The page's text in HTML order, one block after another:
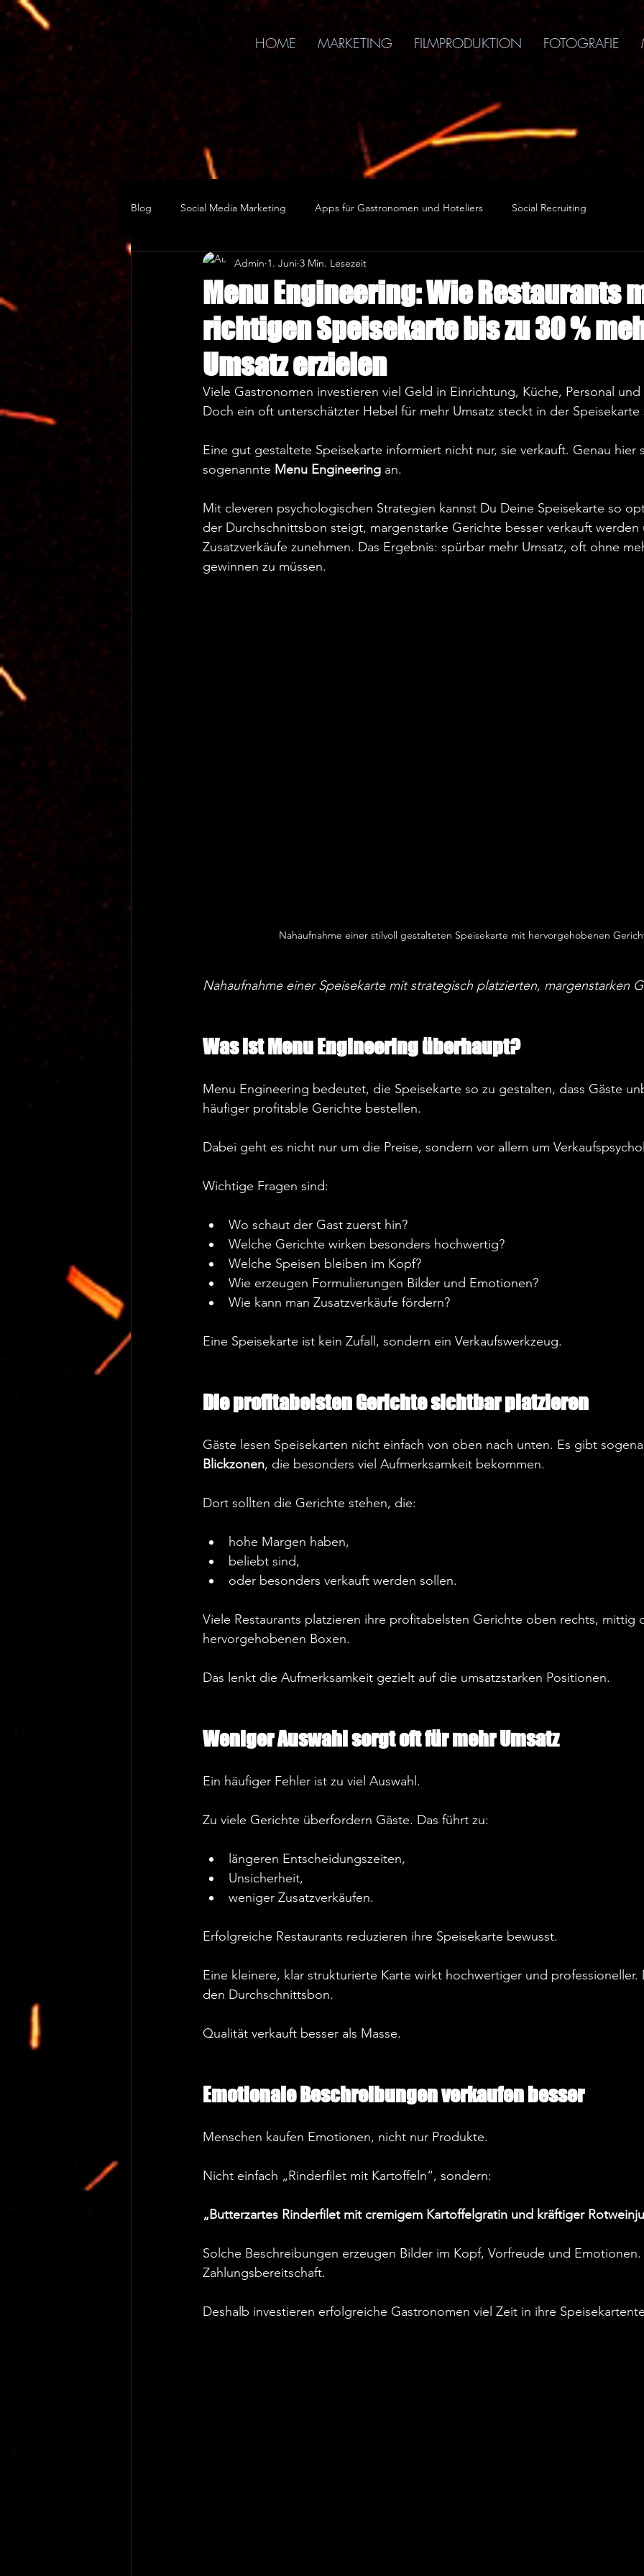
google-site-verification=IhZcY3jQ67marPKJ3Pny-pA2-wVGy-lT4aIpS1TY0Xs
HOME MARKETING FILMPRODUKTION FOTOGRAFIE
Blog Social Media Marketing Apps für Gastronomen und Hoteliers Social Recruiting
Menu Engineering: Wie Restaurants
richtigen Speisekarte bis zu 30 %
Umsatz erzielen
Admin 1. Juni 3 Min. Lesezeit
Viele Gastronomen investieren viel Geld in Einrichtung, Küche, Personal
Doch ein oft unterschätzter Hebel für mehr Umsatz steckt in der
Eine gut gestaltete Speisekarte informiert nicht nur, sie verkauft. Genau hier
sogenannte Menu Engineering an.
Mit cleveren psychologischen Strategien kannst Du Deine Speisekarte so
der Durchschnittsbon steigt, margenstarke Gerichte besser verkauft
Zusatzverkäufe zunehmen. Das Ergebnis: spürbar mehr Umsatz, oft ohne
gewinnen zu müssen.
Nahaufnahme einer stilvoll gestalteten Speisekarte mit hervorgehobenen
Nahaufnahme einer Speisekarte mit strategisch platzierten, margenstarken
Was ist Menu Engineering überhaupt?
Menu Engineering bedeutet, die Speisekarte so zu gestalten, dass Gäste
häufiger profitable Gerichte bestellen.
Dabei geht es nicht nur um die Preise, sondern vor allem um
Wichtige Fragen sind:
Wo schaut der Gast zuerst hin?
Welche Gerichte wirken besonders hochwertig?
Welche Speisen bleiben im Kopf?
Wie erzeugen Formulierungen Bilder und Emotionen?
Wie kann man Zusatzverkäufe fördern?
Eine Speisekarte ist kein Zufall, sondern ein Verkaufswerkzeug.
Die profitabelsten Gerichte sichtbar platzieren
Gäste lesen Speisekarten nicht einfach von oben nach unten. Es gibt
Blickzonen, die besonders viel Aufmerksamkeit bekommen.
Dort sollten die Gerichte stehen, die:
hohe Margen haben,
beliebt sind,
oder besonders verkauft werden sollen.
Viele Restaurants platzieren ihre profitabelsten Gerichte oben rechts, mittig
hervorgehobenen Boxen.
Das lenkt die Aufmerksamkeit gezielt auf die umsatzstarken Positionen.
Weniger Auswahl sorgt oft für mehr Umsatz
Ein häufiger Fehler ist zu viel Auswahl.
Zu viele Gerichte überfordern Gäste. Das führt zu:
längeren Entscheidungszeiten,
Unsicherheit,
weniger Zusatzverkäufen.
Erfolgreiche Restaurants reduzieren ihre Speisekarte bewusst.
Eine kleinere, klar strukturierte Karte wirkt hochwertiger und
den Durchschnittsbon.
Qualität verkauft besser als Masse.
Emotionale Beschreibungen verkaufen besser
Menschen kaufen Emotionen, nicht nur Produkte.
Nicht einfach „Rinderfilet mit Kartoffeln“, sondern:
„Butterzartes Rinderfilet mit cremigem Kartoffelgratin und kräftiger
Solche Beschreibungen erzeugen Bilder im Kopf, Vorfreude und
Zahlungsbereitschaft.
Deshalb investieren erfolgreiche Gastronomen viel Zeit in ihre